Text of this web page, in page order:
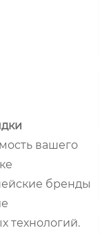
вашего
бренды
технологий.